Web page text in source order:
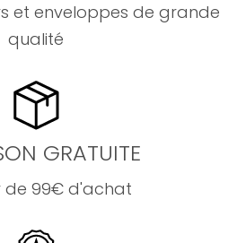
et enveloppes de grande
qualité
GRATUITE
99€ d'achat